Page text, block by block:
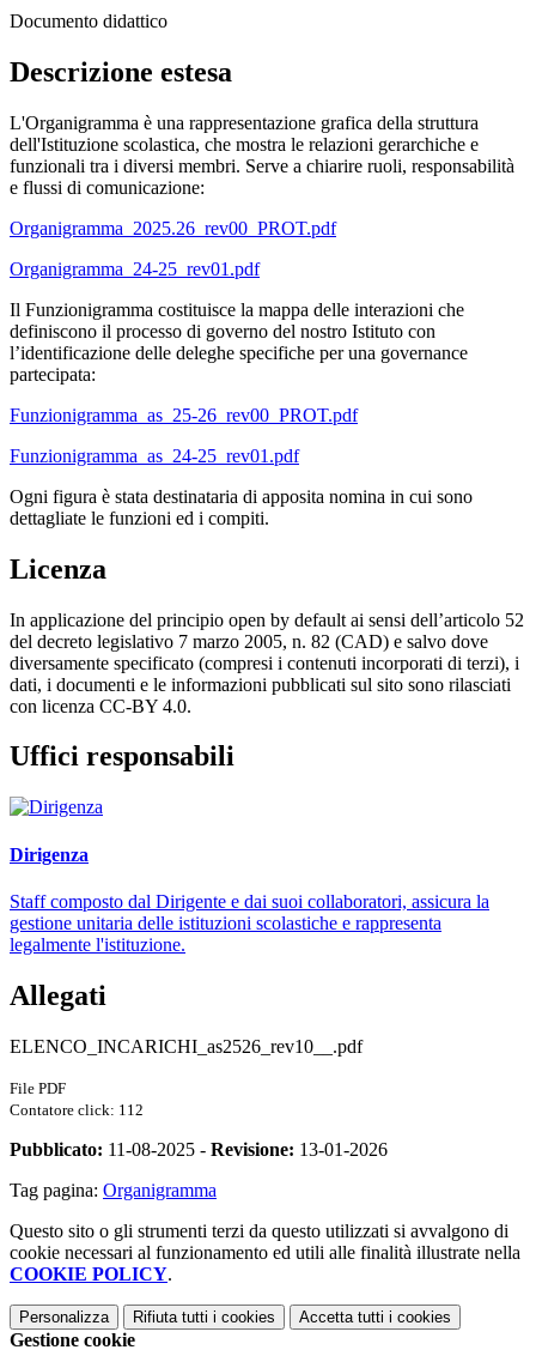
Documento didattico
Descrizione estesa
L'Organigramma è una rappresentazione grafica della struttura
dell'Istituzione scolastica, che mostra le relazioni gerarchiche e
funzionali tra i diversi membri. Serve a chiarire ruoli, responsabilità
e flussi di comunicazione:
Organigramma_2025.26_rev00_PROT.pdf
Organigramma_24-25_rev01.pdf
Il Funzionigramma costituisce la mappa delle interazioni che
definiscono il processo di governo del nostro Istituto con
l’identificazione delle deleghe specifiche per una governance
partecipata:
Funzionigramma_as_25-26_rev00_PROT.pdf
Funzionigramma_as_24-25_rev01.pdf
Ogni figura è stata destinataria di apposita nomina in cui sono
dettagliate le funzioni ed i compiti.
Licenza
In applicazione del principio open by default ai sensi dell’articolo 52
del decreto legislativo 7 marzo 2005, n. 82 (CAD) e salvo dove
diversamente specificato (compresi i contenuti incorporati di terzi), i
dati, i documenti e le informazioni pubblicati sul sito sono rilasciati
con licenza CC-BY 4.0.
Uffici responsabili
Dirigenza
Staff composto dal Dirigente e dai suoi collaboratori, assicura la
gestione unitaria delle istituzioni scolastiche e rappresenta
legalmente l'istituzione.
Allegati
ELENCO_INCARICHI_as2526_rev10__.pdf
File PDF
Contatore click: 112
Pubblicato: 11-08-2025 - Revisione: 13-01-2026
Tag pagina: Organigramma
Questo sito o gli strumenti terzi da questo utilizzati si avvalgono di
cookie necessari al funzionamento ed utili alle finalità illustrate nella
COOKIE POLICY.
Personalizza Rifiuta tutti i cookies Accetta tutti i cookies
Gestione cookie